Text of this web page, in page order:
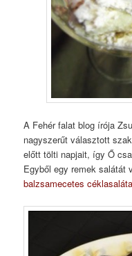
A Fehér falat blog írója
nagyszerűt választott
előtt tölti napjait, így Ő
Egyből egy remek salátát
balzsamecetes céklasaláta